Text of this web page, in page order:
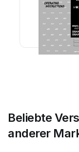
Beliebte
anderer